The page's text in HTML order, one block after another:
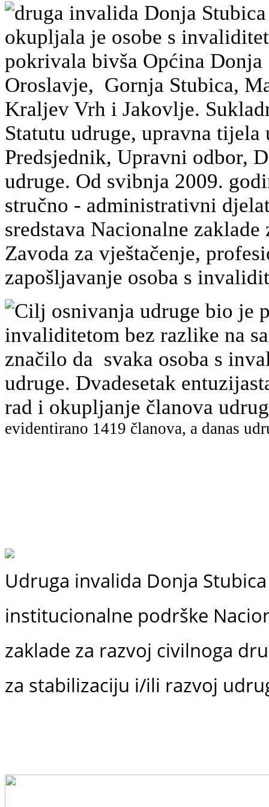
druga invalida Donja
okupljala je osobe s
pokrivala bivša Općina
Oroslavje, Gornja Stubica,
Kraljev Vrh i Jakovlje.
Statutu udruge, upravna tijela
Predsjednik, Upravni odbor,
udruge. Od svibnja 2009.
stručno - administrativni
sredstava Nacionalne
Zavoda za vještačenje,
zapošljavanje osoba s
Cilj osnivanja udruge bio je
invaliditetom bez razlike na
značilo da svaka osoba s
udruge. Dvadesetak
rad i okupljanje članova
evidentirano 1419 članova, a danas
Udruga invalida Donja
institucionalne podrške
zaklade za razvoj civilnoga
za stabilizaciju i/ili razvoj